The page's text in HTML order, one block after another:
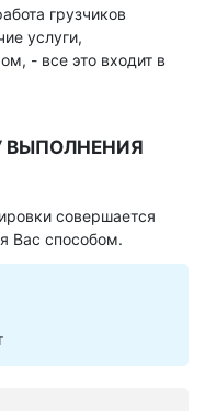
грузчиков
услуги,
- все это входит в
ВЫПОЛНЕНИЯ
совершается
Вас способом.